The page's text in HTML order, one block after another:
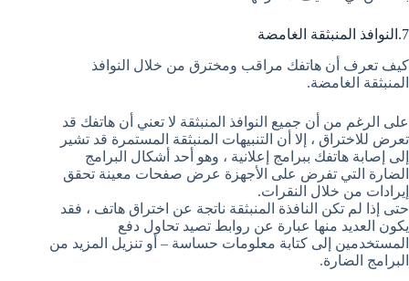
7.النوافذ المنبثقة الغامضة
كيف تعرف أن هاتفك مراقب ومخترق من خلال النوافذ
المنبثقة الغامضة.
على الرغم من أن جميع النوافذ المنبثقة لا تعني أن هاتفك قد
تعرض للاختراق ، إلا أن التنبيهات المنبثقة المستمرة قد تشير
إلى إصابة هاتفك ببرامج إعلانية ، وهو أحد أشكال البرامج
الضارة التي تفرض على الأجهزة عرض صفحات معينة تحقق
إيرادات من خلال النقرات.
حتى إذا لم تكن النافذة المنبثقة ناتجة عن اختراق هاتف ، فقد
يكون العديد منها عبارة عن روابط تصيد تحاول دفع
المستخدمين إلى كتابة معلومات حساسة – أو تنزيل المزيد من
البرامج الضارة.